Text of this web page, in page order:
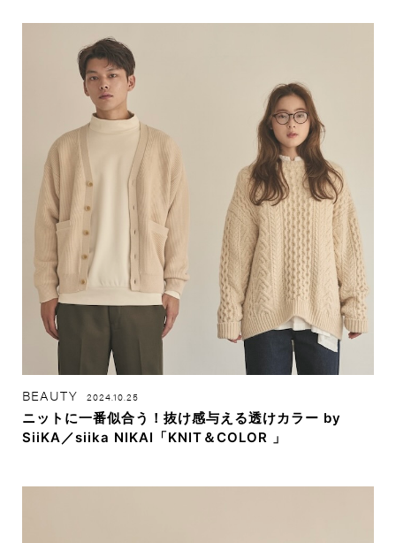
BEAUTY 2024.10.25
ニットに一番似合う！抜け感与える透けカラー by
SiiKA／siika NIKAI「KNIT＆COLOR 」